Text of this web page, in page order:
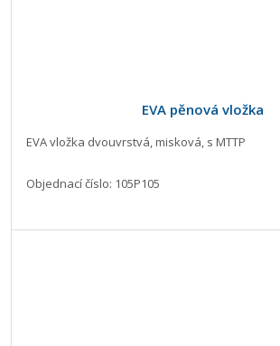
EVA pěnová vložka
EVA vložka dvouvrstvá, misková, s MTTP
Objednací číslo: 105P105